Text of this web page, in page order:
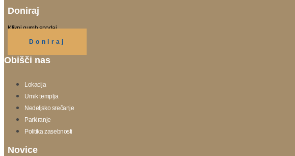
Doniraj
Klikni gumb spodaj.
Doniraj
Obišči nas
Lokacija
Urnik templja
Nedeljsko srečanje
Parkiranje
Politika zasebnosti
Novice